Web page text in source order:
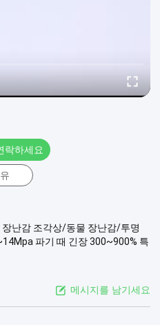
락하세요
난감 조각상/동물 장난감/투명
파기 때 긴장 300~900% 특
메시지를 남기세요